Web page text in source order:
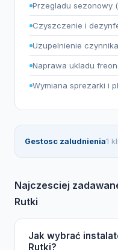
Przegladu sezonowy
Czyszczenie i
Uzupelnienie
Naprawa ukladu
Wymiana sprezarki i
Gestosc zaludnienia1
Najczesciej
Rutki
Jak wybrać
Rutki?